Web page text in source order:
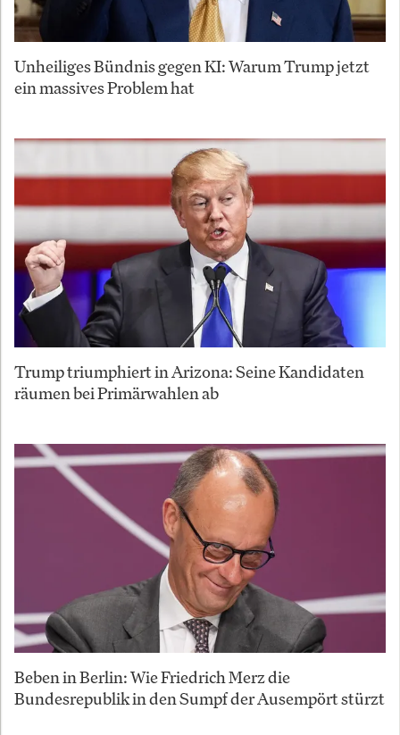
Unheiliges Bündnis gegen KI: Warum Trump jetzt
ein massives Problem hat
Trump triumphiert in Arizona: Seine Kandidaten
räumen bei Primärwahlen ab
Beben in Berlin: Wie Friedrich Merz die
Bundesrepublik in den Sumpf der Ausempört stürzt